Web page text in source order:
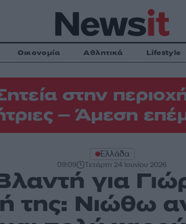
Οικονομία Αθλητικά Lifestyle
στην
– Άμεση
Ελλάδα
09:09 Τετάρτη 24 Ιουνίου 2026
για
της: Νιώθω